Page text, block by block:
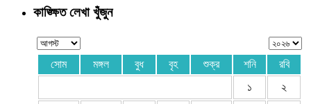
কাঙ্ক্ষিত লেখা খুঁজুন
সোম মঙ্গল বুধ বৃহ শুক্র শনি
রবি
১
২